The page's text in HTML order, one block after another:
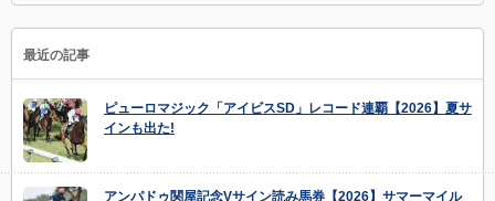
最近の記事
ピューロマジック「アイビスSD」レコード連覇【2026】夏サ
インも出た!
アンパドゥ関屋記念Vサイン読み馬券【2026】サマーマイル